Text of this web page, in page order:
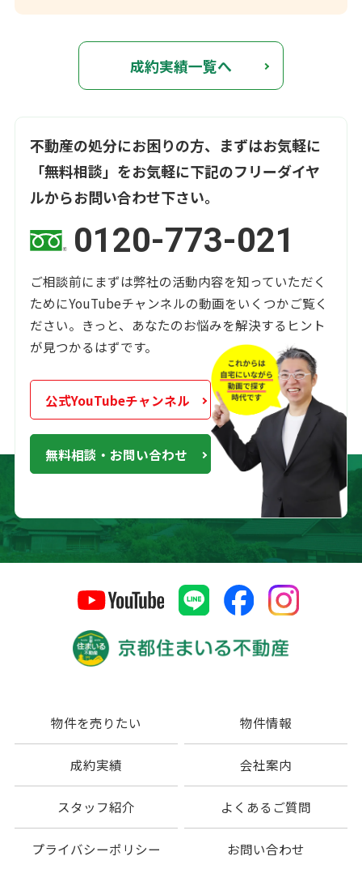
成約実績一覧へ
不動産の処分にお困りの方、まずはお気軽に
「無料相談」をお気軽に下記のフリーダイヤ
ルからお問い合わせ下さい。
0120-773-021
ご相談前にまずは弊社の活動内容を知っていただく
ためにYouTubeチャンネルの動画をいくつかご覧く
ださい。 きっと、あなたのお悩みを解決するヒント
が見つかるはずです。
公式YouTubeチャンネル
無料相談・お問い合わせ
物件を売りたい 物件情報
成約実績 会社案内
スタッフ紹介 よくあるご質問
プライバシーポリシー お問い合わせ